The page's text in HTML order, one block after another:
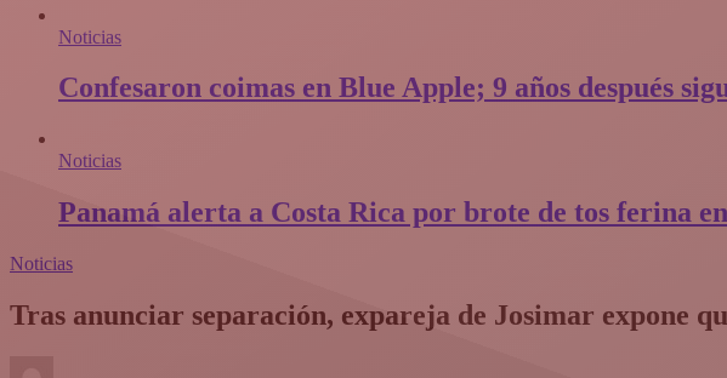
Noticias
Confesaron coimas en Blue Apple; 9 años después
Noticias
Panamá alerta a Costa Rica por brote de tos ferina
Noticias
Tras anunciar separación, expareja de Josimar expone